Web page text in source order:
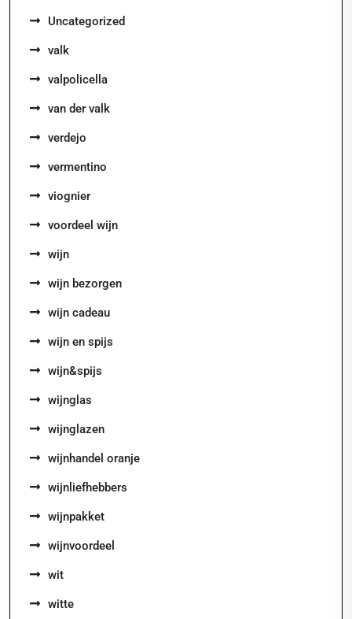
Uncategorized
valk
valpolicella
van der valk
verdejo
vermentino
viognier
voordeel wijn
wijn
wijn bezorgen
wijn cadeau
wijn en spijs
wijn&spijs
wijnglas
wijnglazen
wijnhandel oranje
wijnliefhebbers
wijnpakket
wijnvoordeel
wit
witte